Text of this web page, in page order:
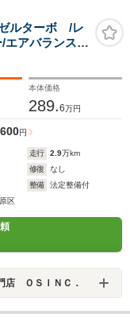
ルターボ /レ
エアバランス
席パワーシー
ンビエントラ
本体価格
289.6万円
円
走行 2.9万km
修復
なし
整備
法定整備付
区
店 ＯＳＩＮＣ．